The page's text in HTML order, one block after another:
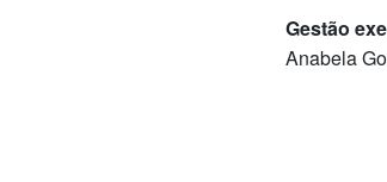
Gestão
Anabela